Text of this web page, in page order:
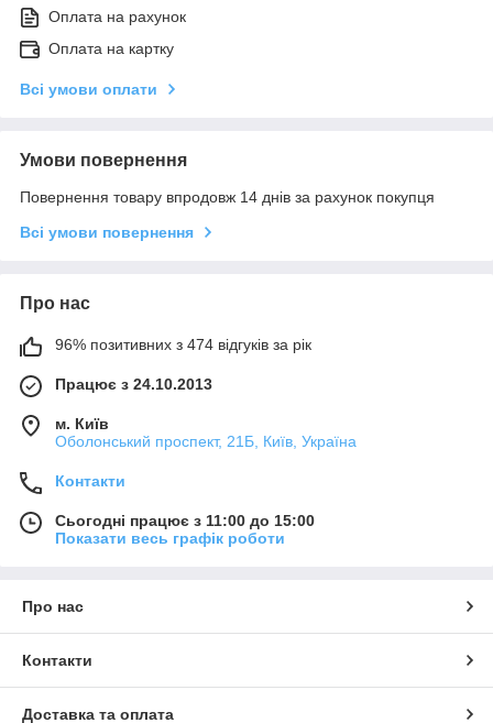
Оплата на рахунок
Оплата на картку
Всі умови оплати
Умови повернення
Повернення товару впродовж 14 днів за рахунок покупця
Всі умови повернення
Про нас
96% позитивних з 474 відгуків за рік
Працює з 24.10.2013
м. Київ
Оболонський проспект, 21Б, Київ, Україна
Контакти
Сьогодні працює з 11:00 до 15:00
Показати весь графік роботи
Про нас
Контакти
Доставка та оплата